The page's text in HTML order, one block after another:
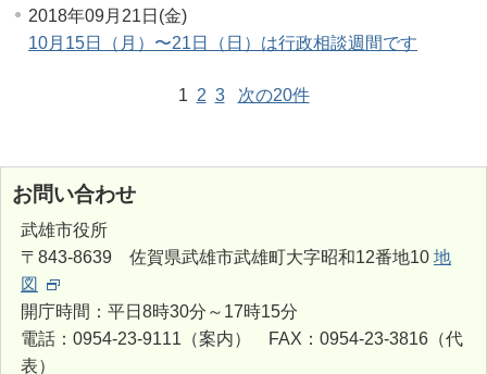
2018年09月21日(金)
10月15日（月）〜21日（日）は行政相談週間です
1 2 3 次の20件
お問い合わせ
武雄市役所
〒843-8639 佐賀県武雄市武雄町大字昭和12番地10 地
図
開庁時間：平日8時30分～17時15分
電話：0954-23-9111（案内） FAX：0954-23-3816（代
表）